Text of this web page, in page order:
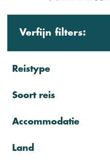
Verfijn filters:
Reistype
Soort reis
Accommodatie
Land